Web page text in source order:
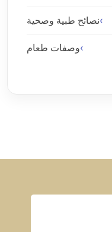
نصائح طبية وصحية
وصفات طعام